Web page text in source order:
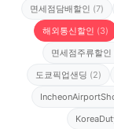
면세점담배할인 (7)
해외통신할인 (3)
면세점주류할인
도쿄픽업샌딩 (2)